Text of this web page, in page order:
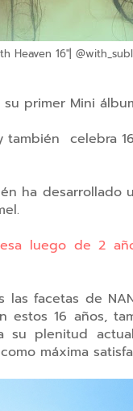
Heaven 16"|
primer Mini
también celebra
ha desarrollado
luego de 2
las facetas de
16 años,
plenitud
máxima